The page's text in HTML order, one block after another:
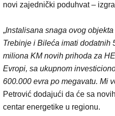
novi zajednički poduhvat –
„Instalisana snaga ovog
Trebinje i Bileća imati dodatnih
miliona KM novih prihoda za
Evropi, sa ukupnom
600.000 evra po megavatu. Mi
Petrović dodajući da će sa
centar energetike u regionu.